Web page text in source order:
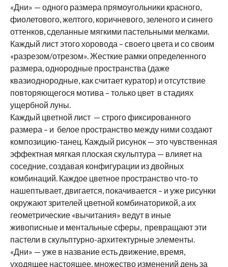
«Дни» — одного размера прямоугольники красного,
фиолетового, желтого, коричневого, зеленого и синего
оттенков, сделанные мягкими пастельными мелками.
Каждый лист этого хоровода – своего цвета и со своим
«разрезом/отрезом». Жесткие рамки определенного
размера, однородные пространства (даже
квазиоднородные, как считает куратор) и отсутствие
повторяющегося мотива – только цвет в стадиях
ущербной луны.
Каждый цветной лист — строго фиксированного
размера – и белое пространство между ними создают
композицию-танец. Каждый рисунок — это чувственная
эффектная мягкая плоская скульптура — влияет на
соседние, создавая конфигурации из двойных
комбинаций. Каждое цветное пространство что-то
нашептывает, двигается, покачивается – и уже рисунки
‎‎окружают зрителей цветной комбинаторикой, а их
геометрические «вычитания» ведут в иные
живописные и ментальные сферы, превращают эти
пастели в скульптурно-архитектурные элементы.
«‎‎Дни»‎‎ — уже в название есть движение, время,
уходящее настоящее, множество изменений день за